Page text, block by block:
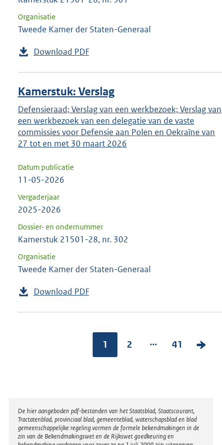
Organisatie
Tweede Kamer der Staten-Generaal
Download PDF
Kamerstuk: Verslag
Defensieraad; Verslag van een werkbezoek; Verslag van
een werkbezoek van een delegatie van de vaste
commissies voor Defensie aan Polen en Oekraïne van
27 tot en met 30 maart 2026
Datum publicatie
11-05-2026
Vergaderjaar
2025-2026
Dossier- en ondernummer
Kamerstuk 21501-28, nr. 302
Organisatie
Tweede Kamer der Staten-Generaal
Download PDF
1 2 ... 41
V
Disclaimer
De hier aangeboden pdf-bestanden van het Staatsblad, Staatscourant,
Tractatenblad, provinciaal blad, gemeenteblad, waterschapsblad en blad
gemeenschappelijke regeling vormen de formele bekendmakingen in de
zin van de Bekendmakingswet en de Rijkswet goedkeuring en